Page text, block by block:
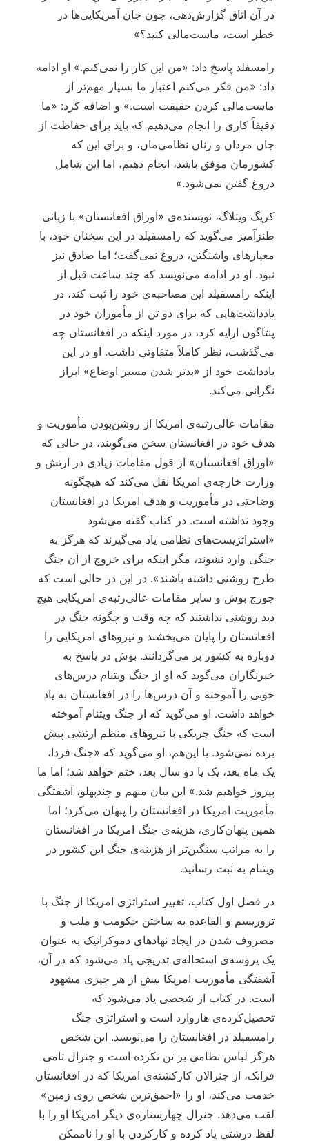
در آن اتاق گزارش‌دهی، چون جان آمریکایی‌ها در
خطر است، ماست‌مالی کنید؟»
رامسفلد پاسخ داد: «من این کار را نمی‌کنم.» او ادامه
داد: «من فکر می‌کنم اعتبار ما بسیار مهم‌تر از
ماست‌مالی کردن حقیقت است.» و اضافه کرد: «ما
دقیقاً کاری را انجام می‌دهیم که باید برای حفاظت از
جان مردان و زنان نظامی‌مان، و برای این که
کشورمان موفق باشد، انجام دهیم، اما این شامل
دروغ گفتن نمی‌شود.»
کریگ ویتلاگ، نویسنده‌ی «اوراق افغانستان» با زبانی
طنزآمیز می‌گوید که رامسفیلد در این سخنان خود، با
معیارهای واشنگتن، دروغ نمی‌گفت؛ اما صادق نیز
نبود. او در ادامه می‌نویسد که چند ساعت قبل از
اینکه رامسفیلد این مصاحبه‌ی خود را ثبت کند، در
یادداشت‌هایی که برای دو تن از مأموران خود در
پنتاگون ارایه کرد، در مورد اینکه در افغانستان چه
می‌گذشت، نظر کاملاً متفاوتی داشت. او در این
یادداشت خود از «بدتر شدن مسیر اوضاع» ابراز
نگرانی می‌کند.
مقامات عالی‌رتبه‌ی امریکا از روشن‌بودن مأموریت و
هدف خود در افغانستان سخن می‌گویند، در حالی که
«اوراق افغانستان» از قول مقامات زیادی در ارتش و
وزارت خارجه‌ی امریکا نقل می‌کند که هیچگونه
وضاحتی در مأموریت و هدف امریکا در افغانستان
وجود نداشته است. در کتاب گفته می‌شود
«استراتژیست‌های نظامی یاد می‌گیرند که هرگز به
جنگی وارد نشوند، مگر اینکه برای خروج از آن جنگ
طرح روشنی داشته باشند». در این در حالی است که
جورج بوش و سایر مقامات عالی‌رتبه‌ی امریکایی هیچ
دید روشنی نداشتند که چه وقت و چگونه جنگ در
افغانستان را پایان می‌بخشند و نیروهای امریکایی را
دوباره به کشور بر می‌گردانند. بوش در پاسخ به
خبرنگاران می‌گوید که او از جنگ ویتنام درس‌های
خوبی را آموخته و آن درس‌ها را در افغانستان به یاد
خواهد داشت. او می‌گوید که از جنگ ویتنام آموخته
است که جنگ چریکی با نیروهای منظم ارتشی پیش
برده نمی‌شود. با این‌هم، او می‌گوید که «جنگ فردا،
یک ماه بعد، یک یا دو سال بعد، ختم خواهد شد؛ اما ما
پیروز خواهیم شد.» این بیان مبهم و چندپهلو، آشفتگی
مأموریت امریکا در افغانستان را پنهان می‌کرد؛ اما
همین پنهان‌کاری، هزینه‌ی جنگ امریکا در افغانستان
را به مراتب سنگین‌تر از هزینه‌ی جنگ این کشور در
ویتنام به ثبت رسانید.
در فصل اول کتاب، تغییر استراتژی امریکا از جنگ با
تروریسم و القاعده به ساختن حکومت و ملت و
مصروف شدن در ایجاد نهادهای دموکراتیک به عنوان
یک پروسه‌ی استحاله‌ی تدریجی یاد می‌شود که در آن،
آشفتگی مأموریت امریکا بیش از هر چیزی مشهود
است. در کتاب از شخصی یاد می‌شود که
تحصیل‌کرده‌ی هاروارد است و استراتژی جنگ
رامسفیلد در افغانستان را می‌نویسد. این شخص
هرگز لباس نظامی بر تن نکرده است و جنرال تامی
فرانک، از جنرالان کارکشته‌ی امریکا که در افغانستان
خدمت می‌کند، او را «احمق‌ترین شخص روی زمین»
لقب می‌دهد. جنرال چهارستاره‌ی دیگر امریکا او را با
لفظ درشتی یاد کرده و کارکردن با او را ناممکن